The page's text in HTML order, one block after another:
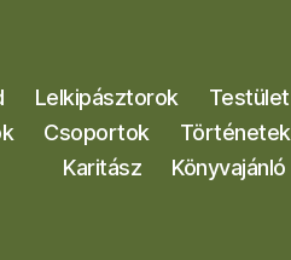
Lelkipásztorok Testület
Csoportok Történetek
Karitász
Könyvajánló